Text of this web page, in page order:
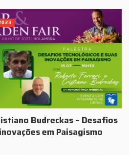
Budreckas – Desafios
em Paisagismo